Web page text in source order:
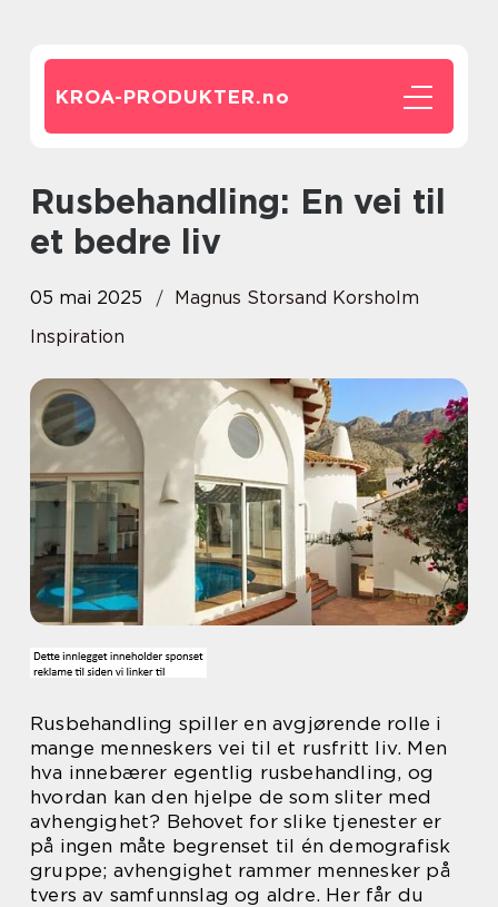
KROA-PRODUKTER.no
Rusbehandling: En vei til
et bedre liv
05 mai 2025
Magnus Storsand Korsholm
Inspiration
Rusbehandling spiller en avgjørende rolle i
mange menneskers vei til et rusfritt liv. Men
hva innebærer egentlig rusbehandling, og
hvordan kan den hjelpe de som sliter med
avhengighet? Behovet for slike tjenester er
på ingen måte begrenset til én demografisk
gruppe; avhengighet rammer mennesker på
tvers av samfunnslag og aldre. Her får du